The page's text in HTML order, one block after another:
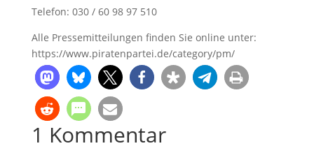
Telefon: 030 / 60 98 97 510
Alle Pressemitteilungen finden Sie online unter:
https://www.piratenpartei.de/category/pm/
1 Kommentar